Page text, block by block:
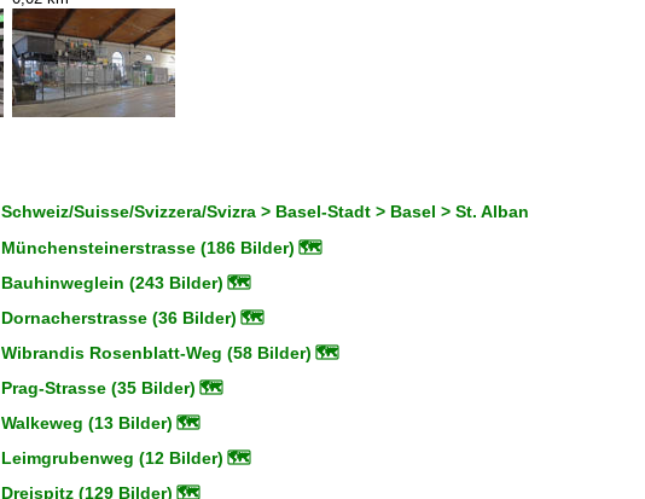
Schweiz/Suisse/Svizzera/Svizra > Basel-Stadt > Basel > St. Alban
Münchensteinerstrasse (186 Bilder) 🗺
Bauhinweglein (243 Bilder) 🗺
Dornacherstrasse (36 Bilder) 🗺
Wibrandis Rosenblatt-Weg (58 Bilder) 🗺
Prag-Strasse (35 Bilder) 🗺
Walkeweg (13 Bilder) 🗺
Leimgrubenweg (12 Bilder) 🗺
Dreispitz (129 Bilder) 🗺